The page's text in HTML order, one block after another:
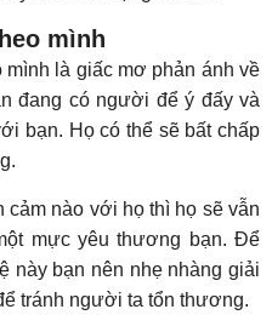
mình
mình là giấc mơ phản ánh về
đang có người để ý đấy và
bạn. Họ có thể sẽ bất chấp
cảm nào với họ thì họ sẽ vẫn
mực yêu thương bạn. Để
này bạn nên nhẹ nhàng giải
tránh người ta tổn thương.